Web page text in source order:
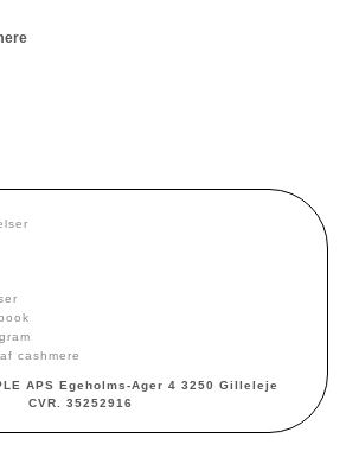
cashmere
APS Egeholms-Ager 4 3250 Gilleleje
CVR. 35252916